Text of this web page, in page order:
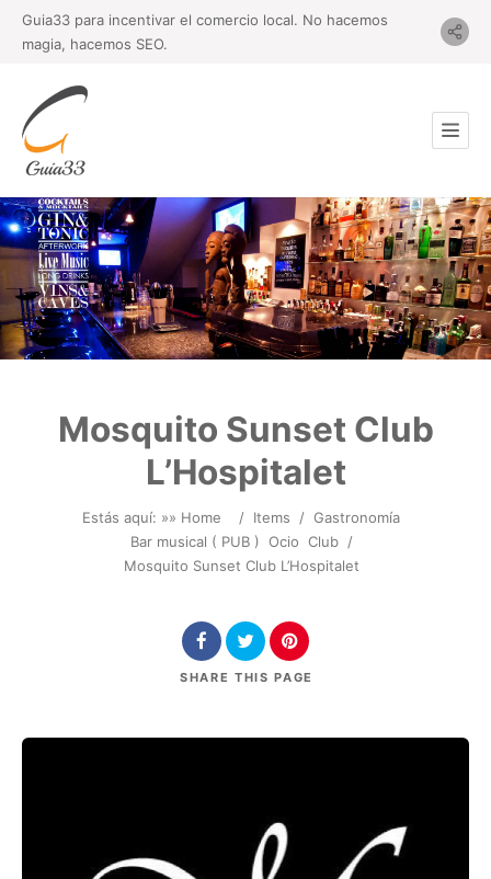
Guia33 para incentivar el comercio local. No hacemos
magia, hacemos SEO.
Mosquito Sunset Club
L’Hospitalet
Estás aquí: »» Home / Items / Gastronomía
Bar musical ( PUB ) Ocio Club /
Mosquito Sunset Club L’Hospitalet
SHARE THIS PAGE